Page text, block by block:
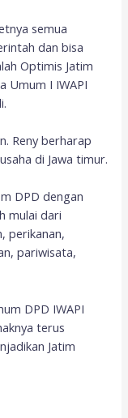
semua
dan bisa
Optimis Jatim
Umum I IWAPI
Reny berharap
di Jawa timur.
DPD dengan
mulai dari
perikanan,
pariwisata,
DPD IWAPI
terus
Jatim